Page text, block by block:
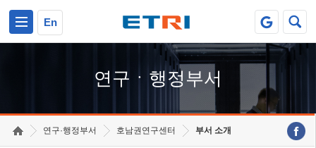
En
연구ㆍ행정부서
연구·행정부서 호남권연구센터 부서 소개